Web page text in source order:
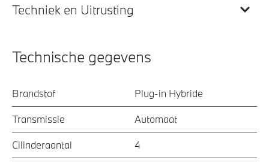
Techniek en Uitrusting
Technische gegevens
Brandstof Plug-in Hybride
Transmissie Automaat
Cilinderaantal 4